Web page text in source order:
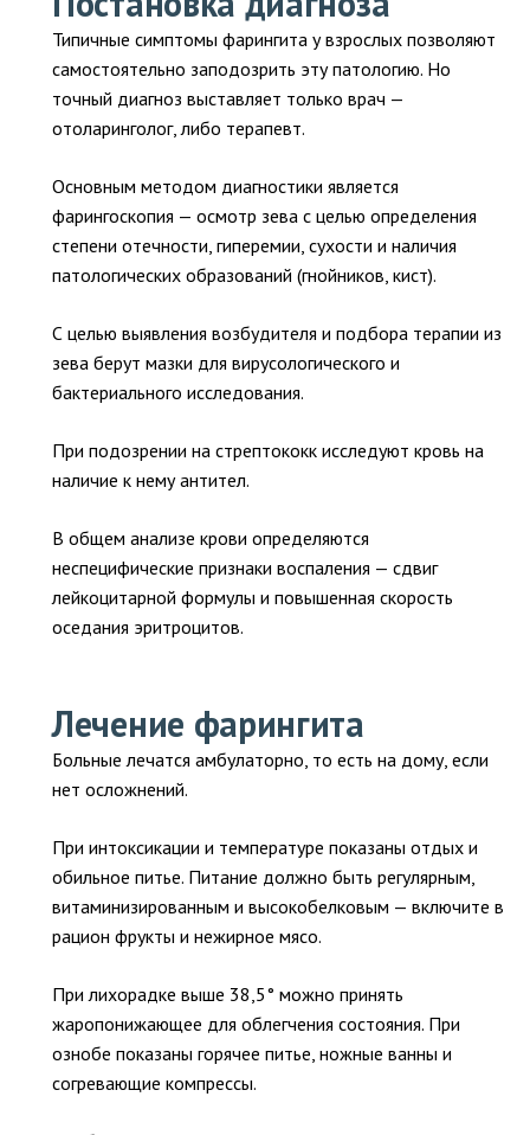
Типичные симптомы фарингита у взрослых позволяют
самостоятельно заподозрить эту патологию. Но
точный диагноз выставляет только врач —
отоларинголог, либо терапевт.
Основным методом диагностики является
фарингоскопия — осмотр зева с целью определения
степени отечности, гиперемии, сухости и наличия
патологических образований (гнойников, кист).
С целью выявления возбудителя и подбора терапии из
зева берут мазки для вирусологического и
бактериального исследования.
При подозрении на стрептококк исследуют кровь на
наличие к нему антител.
В общем анализе крови определяются
неспецифические признаки воспаления — сдвиг
лейкоцитарной формулы и повышенная скорость
оседания эритроцитов.
Лечение фарингита
Больные лечатся амбулаторно, то есть на дому, если
нет осложнений.
При интоксикации и температуре показаны отдых и
обильное питье. Питание должно быть регулярным,
витаминизированным и высокобелковым — включите в
рацион фрукты и нежирное мясо.
При лихорадке выше 38,5° можно принять
жаропонижающее для облегчения состояния. При
ознобе показаны горячее питье, ножные ванны и
согревающие компрессы.